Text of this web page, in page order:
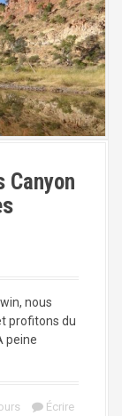
Canyon
nous
profitons du
peine
Écrire